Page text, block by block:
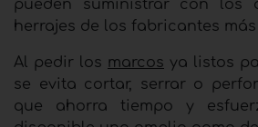
pueden suministrar con los
herrajes de los fabricantes
Al pedir los marcos ya listos
se evita cortar, serrar o
que ahorra tiempo y